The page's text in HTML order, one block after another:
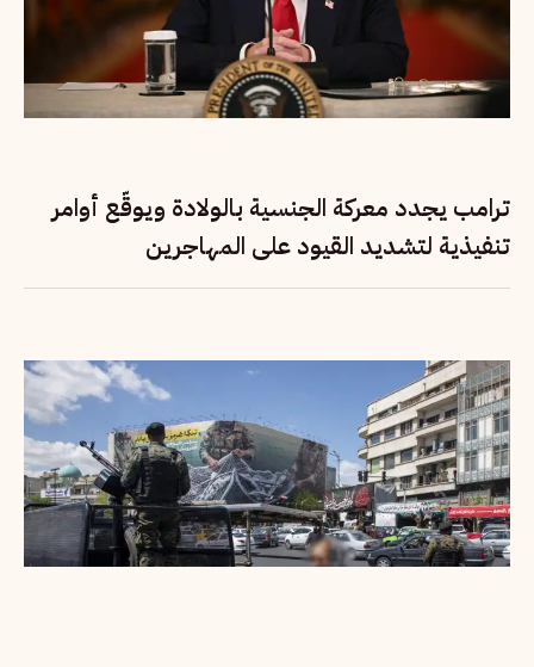
ترامب يجدد معركة الجنسية بالولادة ويوقّع أوامر
تنفيذية لتشديد القيود على المهاجرين